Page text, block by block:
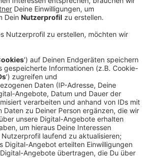
Abendprogrammen mit
BAP oder Alice Merton gibt es
wieder viele Nachmittags- und
Die Veranstalter haben jetzt das
und versprechen ein
für Jung und Alt. Eine Online-Version
gibt eshier.
„Kultur pur“ wegen der Corona-